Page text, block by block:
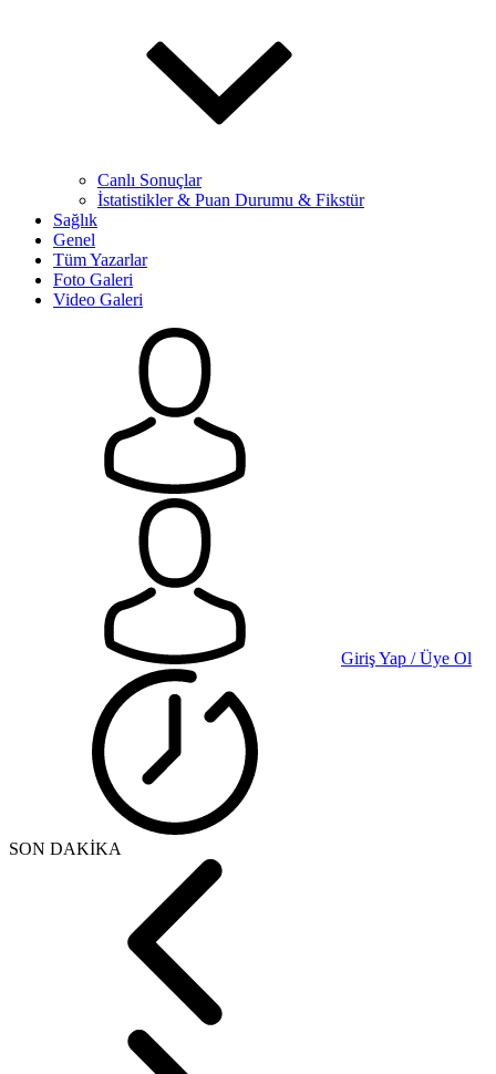
Canlı Sonuçlar
İstatistikler & Puan Durumu & Fikstür
Sağlık
Genel
Tüm Yazarlar
Foto Galeri
Video Galeri
Giriş Yap / Üye Ol
SON DAKİKA